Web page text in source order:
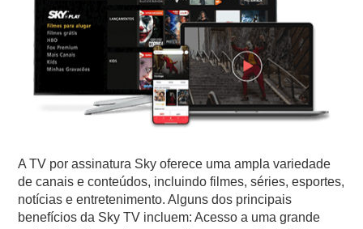
A TV por assinatura Sky oferece uma ampla variedade
de canais e conteúdos, incluindo filmes, séries, esportes,
notícias e entretenimento. Alguns dos principais
benefícios da Sky TV incluem: Acesso a uma grande